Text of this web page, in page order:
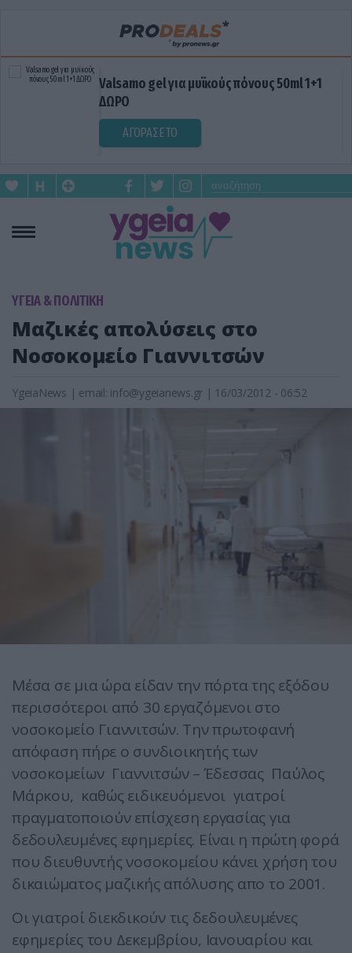
Valsamo gel για μυϊκούς πόνους 50ml 1+1
ΔΩΡΟ
ΑΓΟΡΑΣΕ ΤΟ
ΥΓΕΙΑ & ΠΟΛΙΤΙΚΗ
Μαζικές απολύσεις στο
Νοσοκομείο Γιαννιτσών
YgeiaNews | email: info@ygeianews.gr | 16/03/2012 - 06:52
Μέσα σε μια ώρα είδαν την πόρτα της εξόδου
περισσότεροι από 30 εργαζόμενοι στο
νοσοκομείο Γιαννιτσών. Την πρωτοφανή
απόφαση πήρε ο συνδιοικητής των
νοσοκομείων Γιαννιτσών – Έδεσσας Παύλος
Μάρκου, καθώς ειδικευόμενοι γιατροί
πραγματοποιούνεπίσχεση εργασίας για
δεδουλευμένες εφημερίες. Είναι η πρώτη φορά
που διευθυντής νοσοκομείου κάνει χρήση του
δικαιώματος μαζικής απόλυσης απο το 2001.
Οι γιατροί διεκδικούν τις δεδουλευμένες
εφημερίες του Δεκεμβρίου, Ιανουαρίου και